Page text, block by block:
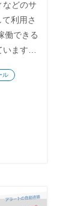
などのサ
利用さ
働できる
います…
ル